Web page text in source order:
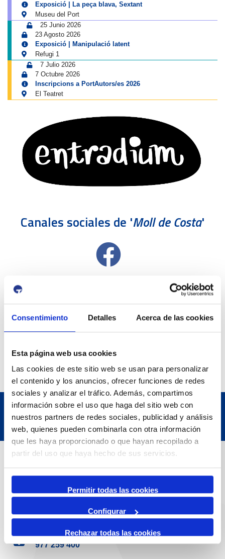
Consentimiento Detalles Acerca de las cookies
Esta página web usa cookies
Las cookies de este sitio web se usan para personalizar
el contenido y los anuncios, ofrecer funciones de redes
sociales y analizar el tráfico. Además, compartimos
información sobre el uso que haga del sitio web con
nuestros partners de redes sociales, publicidad y análisis
web, quienes pueden combinarla con otra información
que les haya proporcionado o que hayan recopilado a
partir del uso que haya hecho de sus servicios.
Permitir todas las cookies
Configurar
Rechazar todas las cookies
Exposició | La peça blava, Sextant
Museu del Port
25 Junio 2026
23 Agosto 2026
Exposició | Manipulació latent
Refugi 1
7 Julio 2026
7 Octubre 2026
Inscripcions a PortAutors/es 2026
El Teatret
Canales sociales de 'Moll de Costa'
Datos de contacto
Dirección
Teléfono de contacto
977 259 400